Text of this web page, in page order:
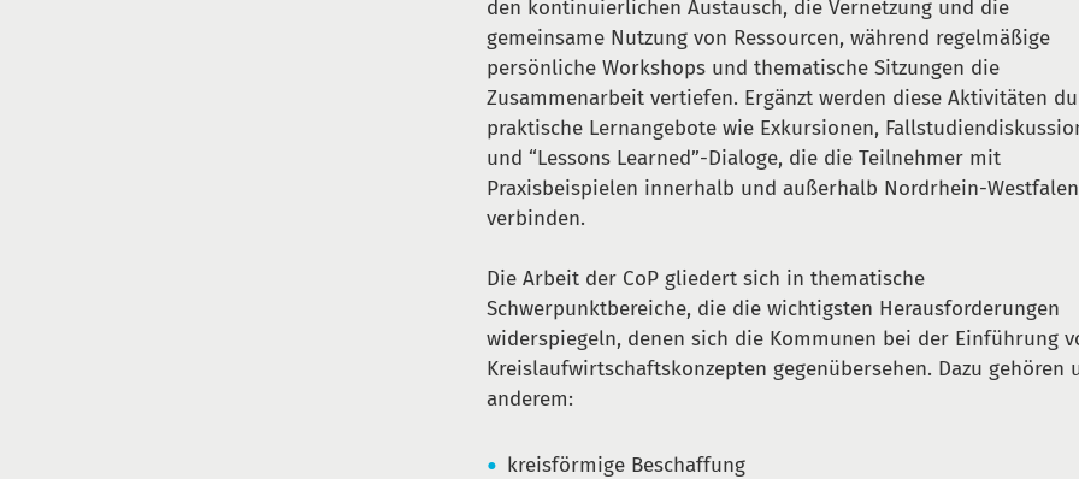
den kontinuierlichen Austausch, die Vernetzung und die
gemeinsame Nutzung von Ressourcen, während regelmäßige
persönliche Workshops und thematische Sitzungen die
Zusammenarbeit vertiefen. Ergänzt werden diese Aktivitäten
praktische Lernangebote wie Exkursionen,
und “Lessons Learned”-Dialoge, die die Teilnehmer mit
Praxisbeispielen innerhalb und außerhalb Nordrhein-
verbinden.
Die Arbeit der CoP gliedert sich in thematische
Schwerpunktbereiche, die die wichtigsten Herausforderungen
widerspiegeln, denen sich die Kommunen bei der Einführung
Kreislaufwirtschaftskonzepten gegenübersehen. Dazu gehören
anderem:
kreisförmige Beschaffung